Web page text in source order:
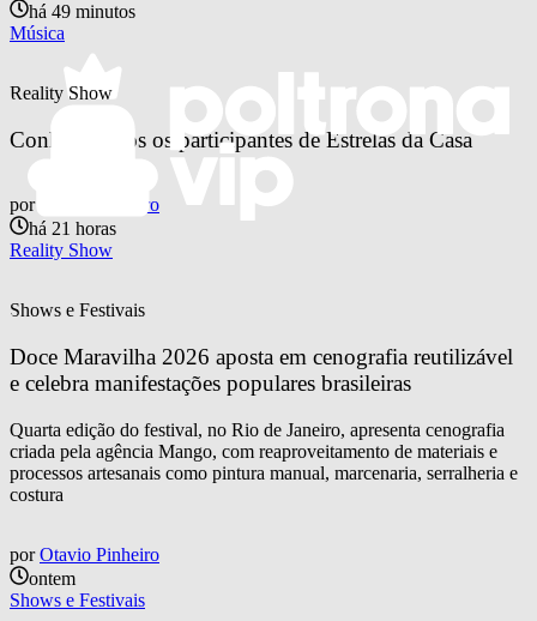
há 49 minutos
Música
Reality Show
Conheça todos os participantes de Estrelas da Casa
por
Otavio Pinheiro
há 21 horas
Reality Show
Shows e Festivais
Doce Maravilha 2026 aposta em cenografia reutilizável
e celebra manifestações populares brasileiras
Quarta edição do festival, no Rio de Janeiro, apresenta cenografia
criada pela agência Mango, com reaproveitamento de materiais e
processos artesanais como pintura manual, marcenaria, serralheria e
costura
por Otavio Pinheiro
ontem
Shows e Festivais